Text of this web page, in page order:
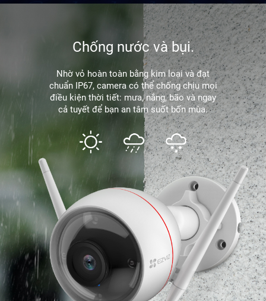
Chống nước và bụi.
Nhờ vỏ hoàn toàn bằng kim loại và đạt
chuẩn IP67, camera có thể chống chịu mọi
điều kiện thời tiết: mưa, nắng, bão và ngay
cả tuyết để bạn an tâm suốt bốn mùa.